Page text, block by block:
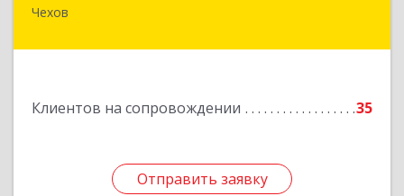
Чехов
Клиентов на сопровождении 35
Отправить заявку
142306, Московская обл, Чеховский р-н, Чехов
Отправить заявку